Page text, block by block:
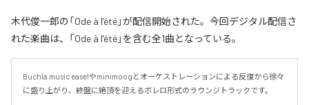
木代俊一郎の「Ode à l’été」が配信開始された。今回デジタル配信さ
れた楽曲は、「Ode à l’été」を含む全1曲となっている。
Buchla music easelやminimoogとオーケストレーションによる反復から徐々
に盛り上がり、終盤に絶頂を迎えるボレロ形式のラウンジトラックです。